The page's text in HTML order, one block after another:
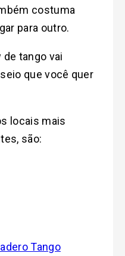
costuma
para outro.
tango vai
que você quer
locais mais
são:
Tango